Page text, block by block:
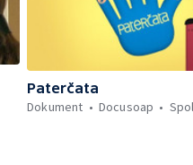
Paterčata
Dokument
Docusoap